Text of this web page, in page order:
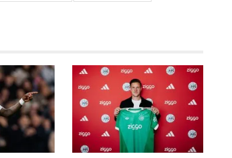
Ekspedisi Rupiah Berdaulat
2026 sambangi Papua
2026-08-06 13:15:00